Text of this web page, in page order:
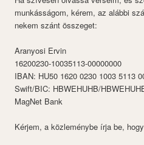
munkásságom, kérem, az alábbi
nekem szánt összeget:
Aranyosi Ervin
16200230-10035113-00000000
IBAN: HU50 1620 0230 1003 5113
Swift/BIC: HBWEHUHB/
MagNet Bank
Kérjem, a közleménybe írja be, hogy